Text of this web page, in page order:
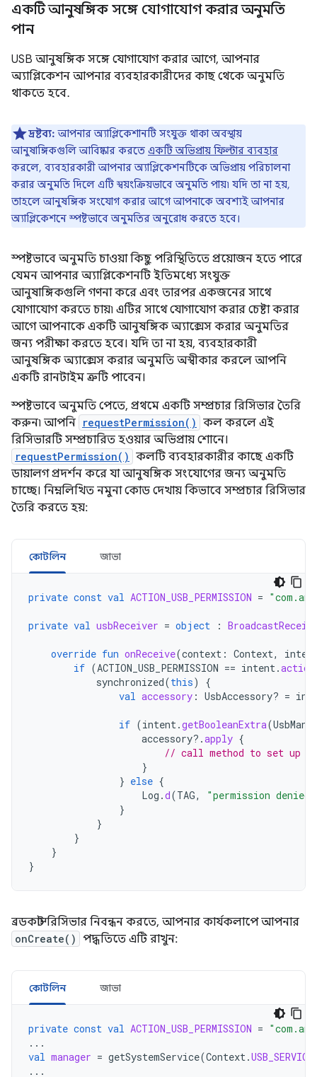
একটি আনুষঙ্গিক সঙ্গে যোগাযোগ করার অনুমতি
পান
USB আনুষঙ্গিক সঙ্গে যোগাযোগ করার আগে, আপনার
অ্যাপ্লিকেশন আপনার ব্যবহারকারীদের কাছ থেকে অনুমতি
থাকতে হবে.
দ্রষ্টব্য: আপনার অ্যাপ্লিকেশানটি সংযুক্ত থাকা অবস্থায়
আনুষাঙ্গিকগুলি আবিষ্কার করতে একটি অভিপ্রায় ফিল্টার ব্যবহার
করলে, ব্যবহারকারী আপনার অ্যাপ্লিকেশনটিকে অভিপ্রায় পরিচালনা
করার অনুমতি দিলে এটি স্বয়ংক্রিয়ভাবে অনুমতি পায়৷ যদি তা না হয়,
তাহলে আনুষঙ্গিক সংযোগ করার আগে আপনাকে অবশ্যই আপনার
অ্যাপ্লিকেশনে স্পষ্টভাবে অনুমতির অনুরোধ করতে হবে।
স্পষ্টভাবে অনুমতি চাওয়া কিছু পরিস্থিতিতে প্রয়োজন হতে পারে
যেমন আপনার অ্যাপ্লিকেশনটি ইতিমধ্যে সংযুক্ত
আনুষাঙ্গিকগুলি গণনা করে এবং তারপর একজনের সাথে
যোগাযোগ করতে চায়৷ এটির সাথে যোগাযোগ করার চেষ্টা করার
আগে আপনাকে একটি আনুষঙ্গিক অ্যাক্সেস করার অনুমতির
জন্য পরীক্ষা করতে হবে। যদি তা না হয়, ব্যবহারকারী
আনুষঙ্গিক অ্যাক্সেস করার অনুমতি অস্বীকার করলে আপনি
একটি রানটাইম ত্রুটি পাবেন।
স্পষ্টভাবে অনুমতি পেতে, প্রথমে একটি সম্প্রচার রিসিভার তৈরি
করুন৷ আপনি requestPermission() কল করলে এই
রিসিভারটি সম্প্রচারিত হওয়ার অভিপ্রায় শোনে।
requestPermission() কলটি ব্যবহারকারীর কাছে একটি
ডায়ালগ প্রদর্শন করে যা আনুষঙ্গিক সংযোগের জন্য অনুমতি
চাচ্ছে। নিম্নলিখিত নমুনা কোড দেখায় কিভাবে সম্প্রচার রিসিভার
তৈরি করতে হয়:
কোটলিন জাভা
private const val ACTION_USB_PERMISSION =
private val usbReceiver = object :
override fun onReceive(context : Context,
if (ACTION_USB_PERMISSION == intent.action
synchronized(this)
{
val accessory : UsbAccessory? =
if (intent.getBooleanExtra(
accessory?.apply {
// call method to set up
}
} else {
Log .d(TAG,
"permission
}
}
}
}
}
ব্রডকাস্ট রিসিভার নিবন্ধন করতে, আপনার কার্যকলাপে আপনার
onCreate() পদ্ধতিতে এটি রাখুন:
কোটলিন জাভা
private const val ACTION_USB_PERMISSION =
...
val manager = getSystemService(Context.USB_SERVICE
...